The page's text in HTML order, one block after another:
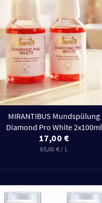
MIRANTIBUS Mundspülung
Diamond Pro White 2x100ml
17,00 €
85,00 € / L